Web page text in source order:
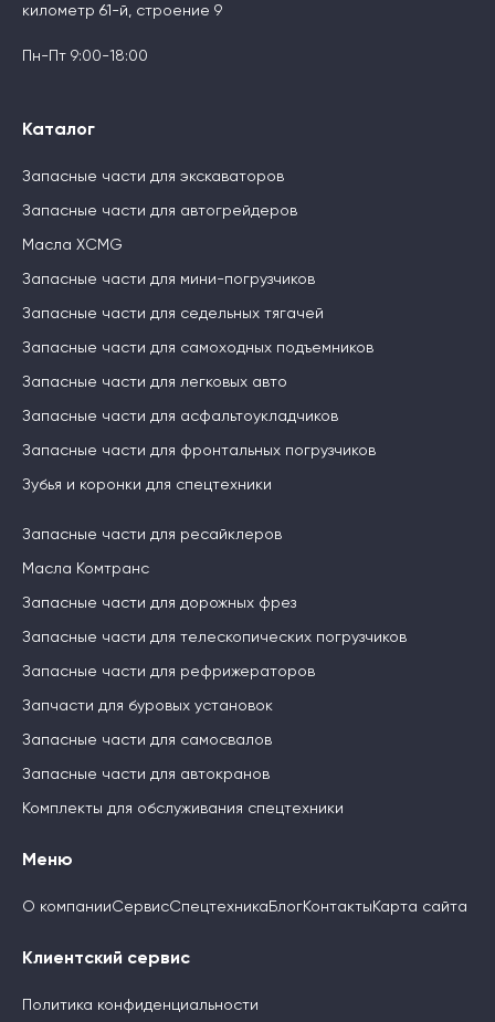
километр 61-й, строение 9
Пн-Пт 9:00-18:00
Каталог
Запасные части для экскаваторов
Запасные части для автогрейдеров
Масла XCMG
Запасные части для мини-погрузчиков
Запасные части для седельных тягачей
Запасные части для самоходных подъемников
Запасные части для легковых авто
Запасные части для асфальтоукладчиков
Запасные части для фронтальных погрузчиков
Зубья и коронки для спецтехники
Запасные части для ресайклеров
Масла Комтранс
Запасные части для дорожных фрез
Запасные части для телескопических погрузчиков
Запасные части для рефрижераторов
Запчасти для буровых установок
Запасные части для самосвалов
Запасные части для автокранов
Комплекты для обслуживания спецтехники
Меню
О компанииСервисСпецтехника БлогКонтакты Карта сайта
Клиентский сервис
Политика конфиденциальности